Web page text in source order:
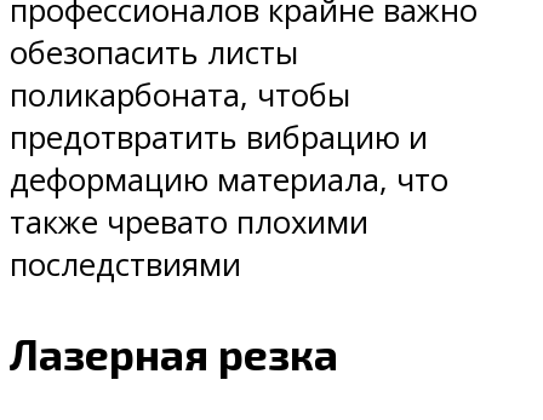
профессионалов крайне важно
обезопасить листы
поликарбоната, чтобы
предотвратить вибрацию и
деформацию материала, что
также чревато плохими
последствиями
Лазерная резка